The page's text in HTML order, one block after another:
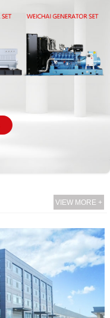
VIEW MORE +